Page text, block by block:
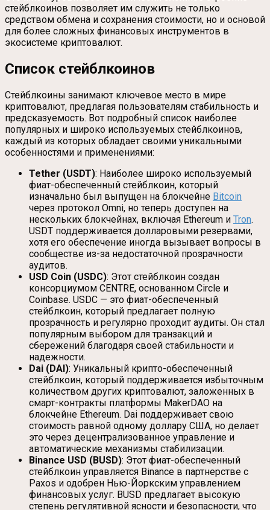
стейблкоинов позволяет им служить не только
средством обмена и сохранения стоимости, но и основой
для более сложных финансовых инструментов в
экосистеме криптовалют.
Список стейблкоинов
Стейблкоины занимают ключевое место в мире
криптовалют, предлагая пользователям стабильность и
предсказуемость. Вот подробный список наиболее
популярных и широко используемых стейблкоинов,
каждый из которых обладает своими уникальными
особенностями и применениями:
Tether (USDT): Наиболее широко используемый
фиат-обеспеченный стейблкоин, который
изначально был выпущен на блокчейне Bitcoin
через протокол Omni, но теперь доступен на
нескольких блокчейнах, включая Ethereum и Tron.
USDT поддерживается долларовыми резервами,
хотя его обеспечение иногда вызывает вопросы в
сообществе из-за недостаточной прозрачности
аудитов.
USD Coin (USDC): Этот стейблкоин создан
консорциумом CENTRE, основанном Circle и
Coinbase. USDC — это фиат-обеспеченный
стейблкоин, который предлагает полную
прозрачность и регулярно проходит аудиты. Он стал
популярным выбором для транзакций и
сбережений благодаря своей стабильности и
надежности.
Dai (DAI): Уникальный крипто-обеспеченный
стейблкоин, который поддерживается избыточным
количеством других криптовалют, заложенных в
смарт-контракты платформы MakerDAO на
блокчейне Ethereum. Dai поддерживает свою
стоимость равной одному доллару США, но делает
это через децентрализованное управление и
автоматические механизмы стабилизации.
Binance USD (BUSD): Этот фиат-обеспеченный
стейблкоин управляется Binance в партнерстве с
Paxos и одобрен Нью-Йоркским управлением
финансовых услуг. BUSD предлагает высокую
степень регулятивной ясности и безопасности, что